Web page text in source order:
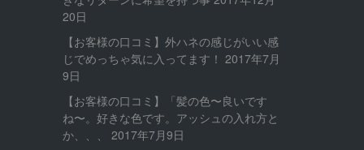
20日
【お客様の口コミ】外ハネの感じがいい感
じでめっちゃ気に入ってます！ 2017年7月
9日
【お客様の口コミ】「髪の色〜良いです
ね〜。好きな色です。アッシュの入れ方と
か、、、
2017年7月9日